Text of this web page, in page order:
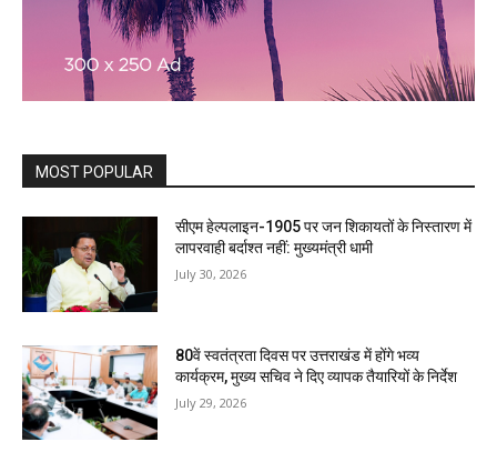
MOST POPULAR
सीएम हेल्पलाइन-1905 पर जन शिकायतों के निस्तारण में
लापरवाही बर्दाश्त नहीं: मुख्यमंत्री धामी
July 30, 2026
80वें स्वतंत्रता दिवस पर उत्तराखंड में होंगे भव्य
कार्यक्रम, मुख्य सचिव ने दिए व्यापक तैयारियों के निर्देश
July 29, 2026